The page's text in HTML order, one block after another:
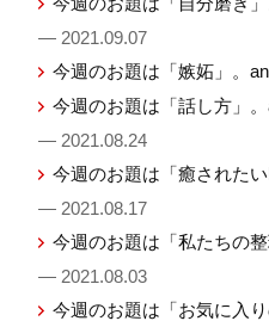
— 2021.09.07
今週のお題は「嫉妬」。
今週のお題は「話し方」
— 2021.08.24
今週のお題は「癒された
— 2021.08.17
今週のお題は「私たちの
— 2021.08.03
今週のお題は「お気に入